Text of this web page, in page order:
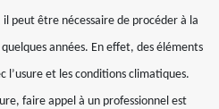
peut être nécessaire de procéder à la
années. En effet, des éléments
l’usure et les conditions climatiques.
faire appel à un professionnel est